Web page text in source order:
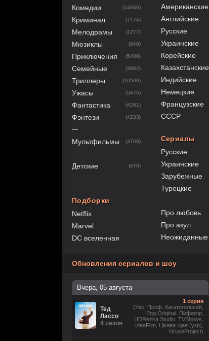
Комедии (14660)
Криминал (7174)
Мелодрамы (1277)
Мюзиклы (849)
Приключения (5409)
Семейные (3882)
Триллеры (10590)
Ужасы (5476)
Фантастика (4261)
Фэнтези (4233)
—
Мультфильмы (3768)
—
Детские (670)
Подборки
Netflix
Marvel
DC вселенная
Американские
Английские
Русские
Украинские
Корейские
Казахстанские
Индийские
Немецкие
Французские
СССР
Сериалы
Русские
Украинские
Зарубежные
Турецкие
Про любовь
Про акул
Неожиданные
Обновления сериалов и шоу
Вчера, 05 августа
Тед
Лассо
4 сезон
1 серия
(Укр. Проф. багатоголосий,
Eng.Original, Пифагор,
HDRezka Studio, TVShows,
IdeaFilm, Цікава Ідея (укр),
ViruseProject)